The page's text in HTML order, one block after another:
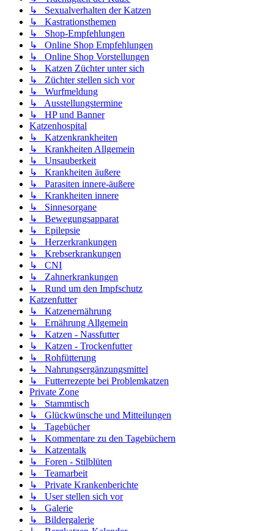
↳ Sexualverhalten der Katzen
↳ Kastrationsthemen
↳ Shop-Empfehlungen
↳ Online Shop Empfehlungen
↳ Online Shop Vorstellungen
↳ Katzen Züchter unter sich
↳ Züchter stellen sich vor
↳ Wurfmeldung
↳ Ausstellungstermine
↳ HP und Banner
Katzenhospital
↳ Katzenkrankheiten
↳ Krankheiten Allgemein
↳ Unsauberkeit
↳ Krankheiten äußere
↳ Parasiten innere-äußere
↳ Krankheiten innere
↳ Sinnesorgane
↳ Bewegungsapparat
↳ Epilepsie
↳ Herzerkrankungen
↳ Krebserkrankungen
↳ CNI
↳ Zahnerkrankungen
↳ Rund um den Impfschutz
Katzenfutter
↳ Katzenernährung
↳ Ernährung Allgemein
↳ Katzen - Nassfutter
↳ Katzen - Trockenfutter
↳ Rohfütterung
↳ Nahrungsergänzungsmittel
↳ Futterrezepte bei Problemkatzen
Private Zone
↳ Stammtisch
↳ Glückwünsche und Mitteilungen
↳ Tagebücher
↳ Kommentare zu den Tagebüchern
↳ Katzentalk
↳ Foren - Stilblüten
↳ Teamarbeit
↳ Private Krankenberichte
↳ User stellen sich vor
↳ Galerie
↳ Bildergalerie